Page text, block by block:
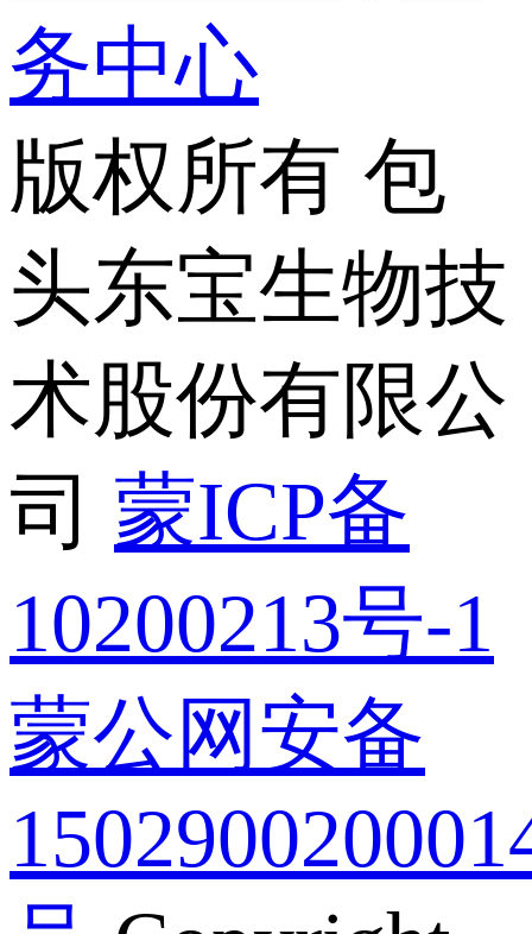
务中心
版权所有 包
头东宝生物技
术股份有限公
司 蒙ICP备
10200213号-1
蒙公网安备